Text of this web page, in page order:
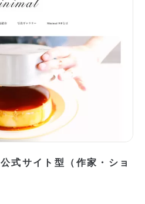
公式サイト型（作家・ショ